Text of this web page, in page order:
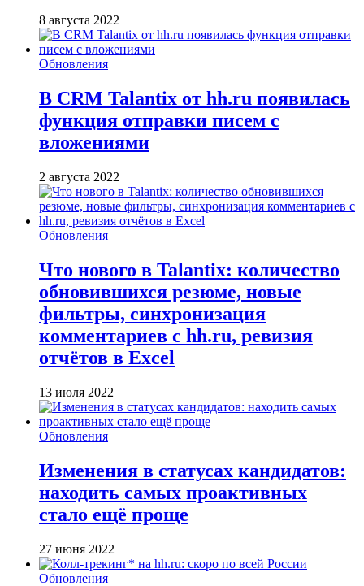
8 августа 2022
Обновления
В CRM Talantix от hh.ru появилась
функция отправки писем с
вложениями
2 августа 2022
Обновления
Что нового в Talantix: количество
обновившихся резюме, новые
фильтры, синхронизация
комментариев с hh.ru, ревизия
отчётов в Excel
13 июля 2022
Обновления
Изменения в статусах кандидатов:
находить самых проактивных
стало ещё проще
27 июня 2022
Обновления